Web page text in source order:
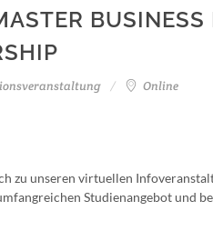
Online
zu unseren virtuellen
Studienangebot und